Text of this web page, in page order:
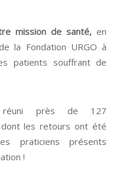
mission de santé, en
la Fondation URGO à
patients souffrant de
réuni près de 127
les retours ont été
praticiens présents
!